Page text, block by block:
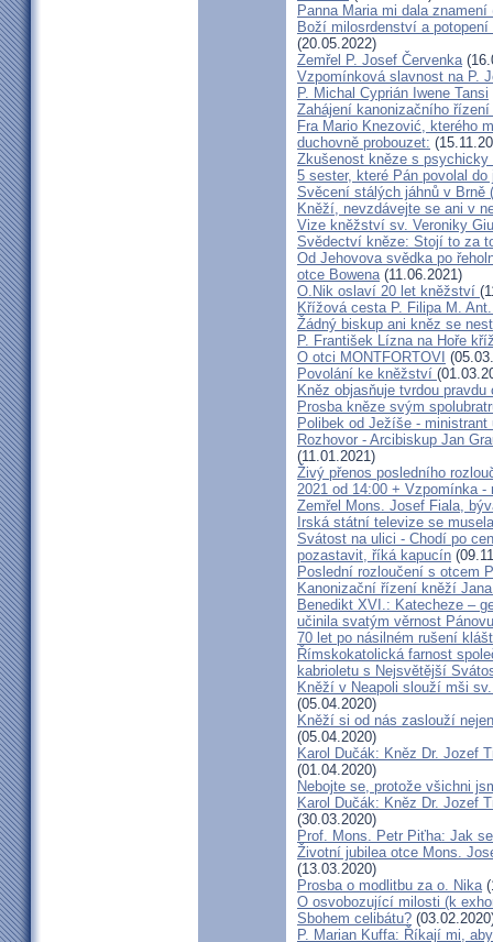
Panna Maria mi dala
Boží milosrdenství a
(20.05.2022)
Zemřel P. Josef Červenka
Vzpomínková slavnost na P.
P. Michal Cyprián Iwene Tansi
Zahájení kanonizačního
Fra Mario Knezović, kterého
duchovně probouzet:
Zkušenost kněze s psychicky
5 sester, které Pán povolal do
Svěcení stálých jáhnů v Brně
Kněží, nevzdávejte se ani v
Vize kněžství sv. Veroniky
Svědectví kněze: Stojí to za
Od Jehovova svědka po
otce Bowena(11.06.2021)
O.Nik oslaví 20 let kněžství
Křížová cesta P. Filipa M.
Žádný biskup ani kněz se
P. František Lízna na Hoře
O otci MONTFORTOVI
Povolání ke kněžství
Kněz objasňuje tvrdou
Prosba kněze svým
Polibek od Ježíše -
Rozhovor - Arcibiskup Jan
(11.01.2021)
Živý přenos posledního
2021 od 14:00 + Vzpomínka
Zemřel Mons. Josef Fiala,
Irská státní televize se
Svátost na ulici - Chodí po
pozastavit, říká kapucín
Poslední rozloučení s otcem
Kanonizační řízení kněží
Benedikt XVI.: Katecheze –
učinila svatým věrnost
70 let po násilném rušení
Římskokatolická farnost
kabrioletu s Nejsvětější
Kněží v Neapoli slouží mši
(05.04.2020)
Kněží si od nás zaslouží
(05.04.2020)
Karol Dučák: Kněz Dr. Jozef
(01.04.2020)
Nebojte se, protože všichni
Karol Dučák: Kněz Dr. Jozef
(30.03.2020)
Prof. Mons. Petr Piťha: Jak
Životní jubilea otce Mons.
(13.03.2020)
Prosba o modlitbu za o. Nika
O osvobozující milosti (k
Sbohem celibátu?
P. Marian Kuffa: Říkají mi,